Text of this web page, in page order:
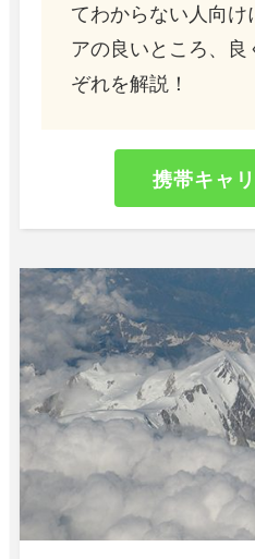
てわからない人向け
アの良いところ、
ぞれを解説！
携帯キャ